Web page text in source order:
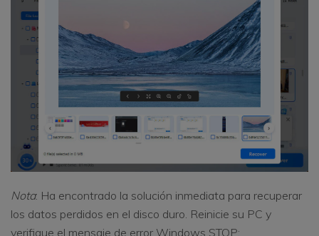
Nota: Ha encontrado la solución inmediata para recuperar
los datos perdidos en el disco duro. Reinicie su PC y
verifique el mensaje de error Windows STOP: